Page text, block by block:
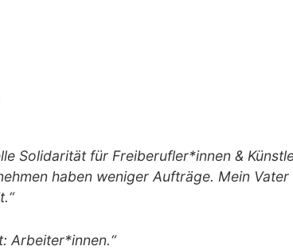
Solidarität für Freiberufler*innen &
haben weniger Aufträge. Mein
Arbeiter*innen.“